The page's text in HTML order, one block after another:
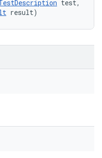
test,
result)